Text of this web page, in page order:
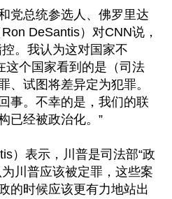
党总统参选人、佛罗里达
DeSantis）对CNN说，
。我认为这对国家不
这个国家看到的是（司法
、试图将差异定为犯罪。
事。不幸的是，我们的联
已经被政治化。”
）表示，川普是司法部“政
川普应该被定罪，这些案
的时候应该更有力地站出